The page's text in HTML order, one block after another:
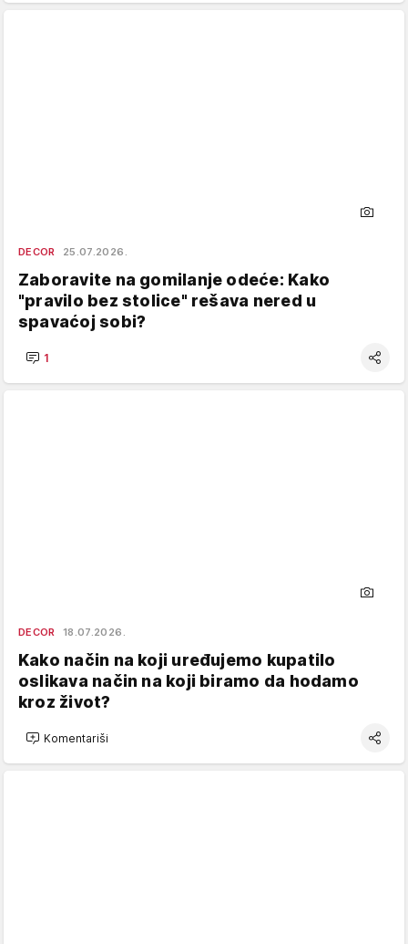
DECOR 25.07.2026.
Zaboravite na gomilanje odeće: Kako
"pravilo bez stolice" rešava nered u
spavaćoj sobi?
1
DECOR 18.07.2026.
Kako način na koji uređujemo kupatilo
oslikava način na koji biramo da hodamo
kroz život?
Komentariši